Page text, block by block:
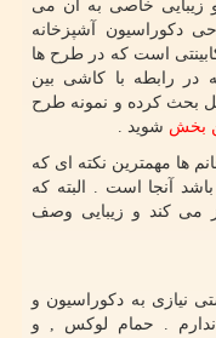
و زیبایی خاصی به آن می
دکوراسیون آشپزخانه
است که در طرح ها
در رابطه با کاشی بین
بحث کرده و نمونه طرح
بخش شوید .
ها مهمترین نکته ای که
آنجا است . البته که
می کند و زیبایی وصف
نیازی به دکوراسیون و
ندارم . حمام لوکس , و